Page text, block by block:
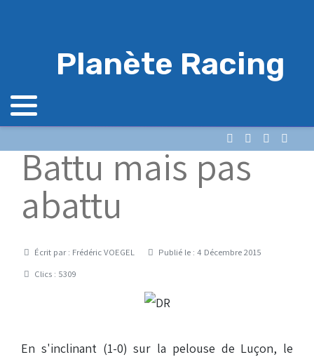
Planète Racing
Battu mais pas
abattu
DétailsÉcrit par : Frédéric VOEGEL
Publié le : 4 Décembre 2015
Clics : 5309
En s'inclinant (1-0) sur la pelouse de Luçon, le